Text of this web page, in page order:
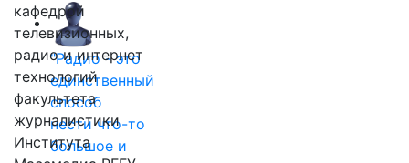
"Радио - это
единственный
способ
нести что-то
большое и
кафедрой
телевизионных,
радио и интернет
технологий
факультета
журналистики
Института